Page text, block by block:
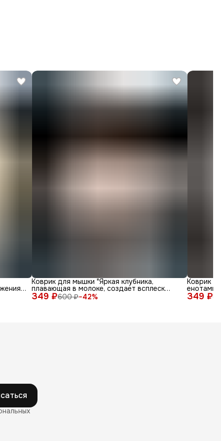
349 ₽600 ₽−42%
Коврик для мышки "Яркая клубника,
плавающая в молоке, создает всплеск
радости" 349 ₽
Коврик
енотами